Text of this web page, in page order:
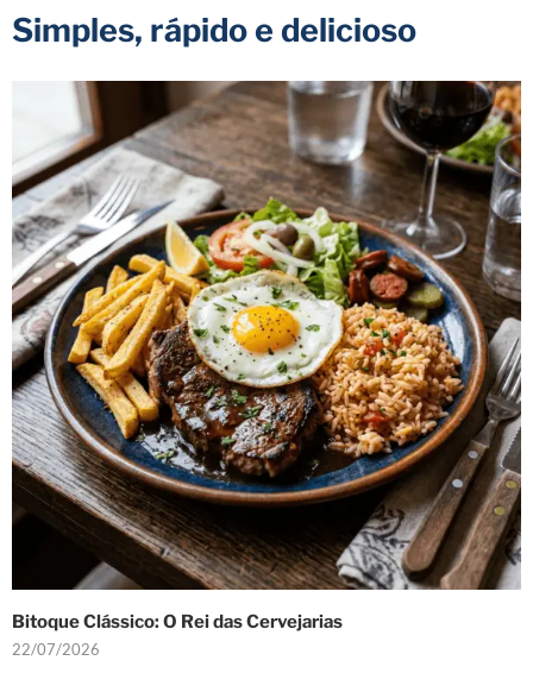
Simples, rápido e delicioso
Bitoque Clássico: O Rei das Cervejarias
22/07/2026